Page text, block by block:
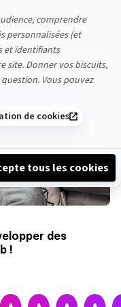
que l’on ne
remplacer)
des
!